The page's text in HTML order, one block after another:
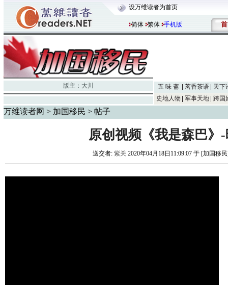
设万维读者为首页
简体 繁体 手机版 首
版主： 大川 五 味 斋 茗香茶语
天下
史地人物
军事天地 跨国
万维读者网 > 加国移民 > 帖子
原创视频《我是森巴》
送交者: 紫关2020年04月18日11:09:07 于 [加国移